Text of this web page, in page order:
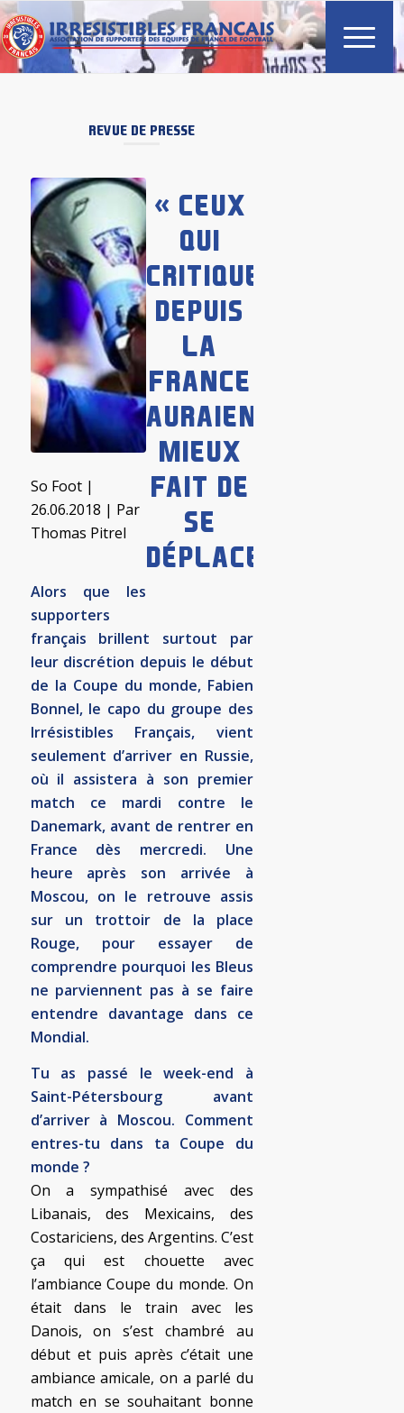
REVUE DE PRESSE
« CEUX
QUI
CRITIQUENT
DEPUIS
LA
FRANCE
AURAIENT
MIEUX
FAIT DE
SE
DÉPLACER »
So Foot|
26.06.2018 | Par
Thomas Pitrel
Alors que les
supporters
français brillent surtout par
leur discrétion depuis le début
de la Coupe du monde, Fabien
Bonnel, le capo du groupe des
Irrésistibles Français, vient
seulement d’arriver en Russie,
où il assistera à son premier
match ce mardi contre le
Danemark, avant de rentrer en
France dès mercredi. Une
heure après son arrivée à
Moscou, on le retrouve assis
sur un trottoir de la place
Rouge, pour essayer de
comprendre pourquoi les Bleus
ne parviennent pas à se faire
entendre davantage dans ce
Mondial.
Tu as passé le week-end à
Saint-Pétersbourg avant
d’arriver à Moscou. Comment
entres-tu dans ta Coupe du
monde ?
On a sympathisé avec des
Libanais, des Mexicains, des
Costariciens, des Argentins. C’est
ça qui est chouette avec
l’ambiance Coupe du monde. On
était dans le train avec les
Danois, on s’est chambré au
début et puis après c’était une
ambiance amicale, on a parlé du
match en se souhaitant bonne